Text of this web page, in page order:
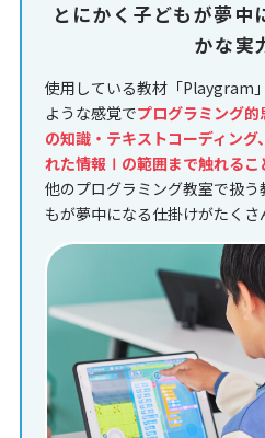
とにかく子どもが夢中
かな実
使用している教材「Playgram
ような感覚でプログラミング
の知識・テキストコーディン
れた情報Ⅰの範囲まで触れるこ
他のプログラミング教室で扱
もが夢中になる仕掛けがたくさ